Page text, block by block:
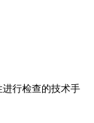
行检查的技术手